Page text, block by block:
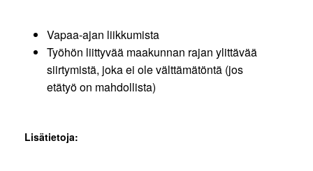
Vapaa-ajan liikkumista
Työhön liittyvää maakunnan rajan ylittävää
siirtymistä, joka ei ole välttämätöntä (jos
etätyö on mahdollista)
Lisätietoja: